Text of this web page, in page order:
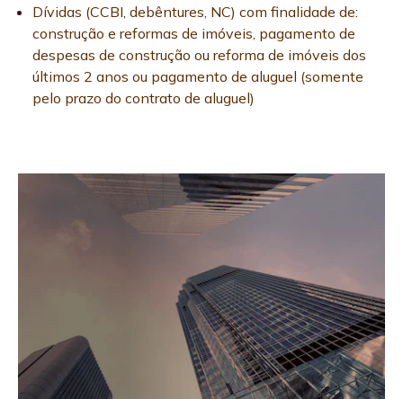
Dívidas (CCBI, debêntures, NC) com finalidade de:
construção e reformas de imóveis, pagamento de
despesas de construção ou reforma de imóveis dos
últimos 2 anos ou pagamento de aluguel (somente
pelo prazo do contrato de aluguel)